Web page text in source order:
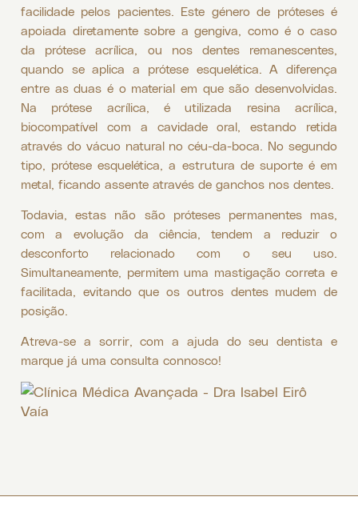
facilidade pelos pacientes. Este género de próteses é
apoiada diretamente sobre a gengiva, como é o caso
da prótese acrílica, ou nos dentes remanescentes,
quando se aplica a prótese esquelética. A diferença
entre as duas é o material em que são desenvolvidas.
Na prótese acrílica, é utilizada resina acrílica,
biocompatível com a cavidade oral, estando retida
através do vácuo natural no céu-da-boca. No segundo
tipo, prótese esquelética, a estrutura de suporte é em
metal, ficando assente através de ganchos nos dentes.
Todavia, estas não são próteses permanentes mas,
com a evolução da ciência, tendem a reduzir o
desconforto relacionado com o seu uso.
Simultaneamente, permitem uma mastigação correta e
facilitada, evitando que os outros dentes mudem de
posição.
Atreva-se a sorrir, com a ajuda do seu dentista e
marque já uma consulta connosco!